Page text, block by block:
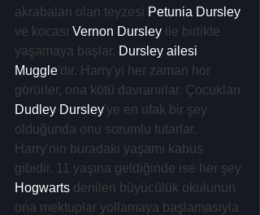
akrabaları olan teyzesi Petunia Dursley
ve kocası Vernon Dursley ile birlikte
yaşamaya başlar. Dursley ailesi
Muggle'dır. Harry'yi her zaman hor
görürler, ona kötü davranırlar. Çocukları
Dudley Dursley'ye en ufak bir şey
olduğunda onu sorumlu tutarlar.
Harry'nin buradaki yaşamı kabus
gibidir. 11 yaşına geldiğinde ise her şey
Hogwarts denilen büyücülük okulunun
ona mektuplar yollamaya başlamasıyla